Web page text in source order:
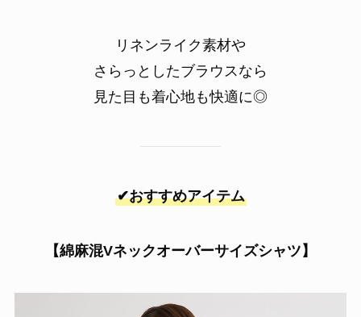
リネンライク素材や
さらっとしたブラウスなら
見た目も着心地も快適に◎
✔おすすめアイテム
【綿麻混Vネックオーバーサイズシャツ】